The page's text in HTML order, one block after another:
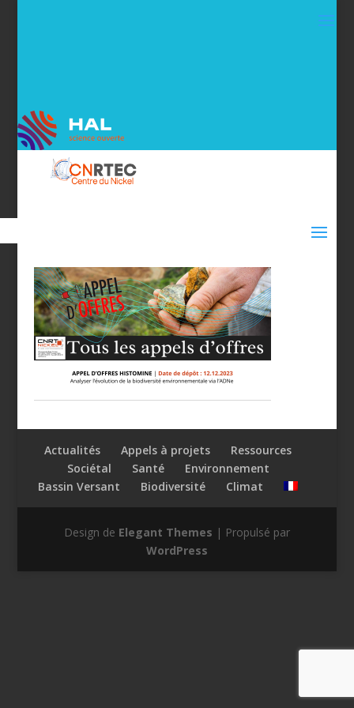
Actualités Appels à projets
Ressources
Sociétal
Santé
Environnement
Bassin Versant
Biodiversité Climat
Design de Elegant Themes | Propulsé par
WordPress